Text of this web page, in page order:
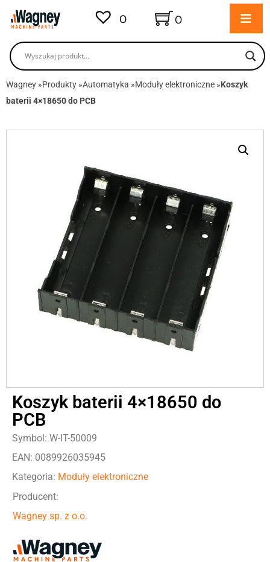
0 0
Wagney »Produkty »Automatyka »Moduły elektroniczne »Koszyk
baterii 4×18650 do PCB
Koszyk baterii 4×18650 do
PCB
Symbol: W-IT-50009
EAN: 0089926035945
Kategoria: Moduły elektroniczne
Producent:
Wagney sp. z o.o.